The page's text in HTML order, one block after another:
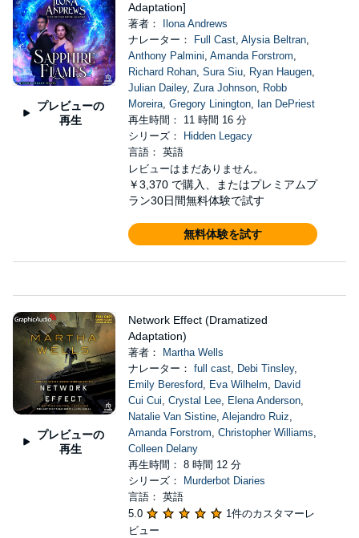
プレビューの
再生
Adaptation]
著者：
Ilona Andrews
ナレーター：
Full Cast, Alysia Beltran,
Anthony Palmini, Amanda Forstrom,
Richard Rohan, Sura Siu, Ryan Haugen,
Julian Dailey, Zura Johnson, Robb
Moreira, Gregory Linington, Ian DePriest
再生時間： 11 時間 16 分
シリーズ：
Hidden Legacy
言語： 英語
レビューはまだありません。
￥3,370 で購入、またはプレミアムプ
ラン30日間無料体験で試す
無料体験を試す
プレビューの
再生
Network Effect (Dramatized
Adaptation)
著者：
Martha Wells
ナレーター： full cast, Debi Tinsley,
Emily Beresford, Eva Wilhelm, David
Cui Cui, Crystal Lee, Elena Anderson,
Natalie Van Sistine, Alejandro Ruiz,
Amanda Forstrom, Christopher Williams,
Colleen Delany
再生時間： 8 時間 12 分
シリーズ：
Murderbot Diaries
言語： 英語
5.0
1件のカスタマーレ
ビュー